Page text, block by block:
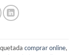
comprar online,